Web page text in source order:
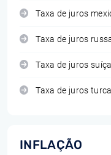
Taxa de juros
Taxa de juros
Taxa de juros suíça
Taxa de juros turca
INFLAÇÃO